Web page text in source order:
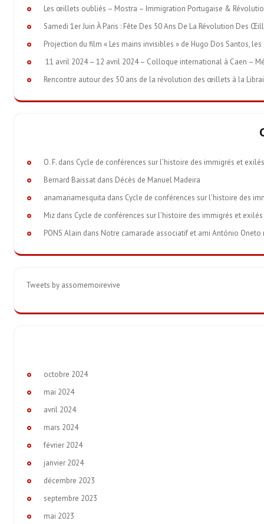
Les œillets oubliés – Mostra – Immigration Portugaise &
Samedi 1er Juin À Paris : Fête Des 50 Ans De La Révolution Des
Projection du film « Les mains invisibles » de Hugo Dos Santos,
11 avril 2024 – 12 avril 2024 – Colloque international à Caen –
Rencontre autour des 50 ans de la révolution des œillets à la
O. F. dans Cycle de conférences sur l’histoire des immigrés et
Bernard Baissat dans Décès de Manuel Madeira
anamariamesquita dans Cycle de conférences sur l’histoire des
Miz dans Cycle de conférences sur l’histoire des immigrés et
PONS Alain dans Notre camarade associatif et ami António
Tweets by assomemoirevive
octobre 2024
mai 2024
avril 2024
mars 2024
février 2024
janvier 2024
décembre 2023
septembre 2023
mai 2023